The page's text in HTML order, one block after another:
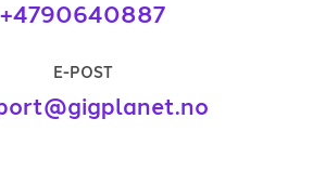
+4790640887
E-POST